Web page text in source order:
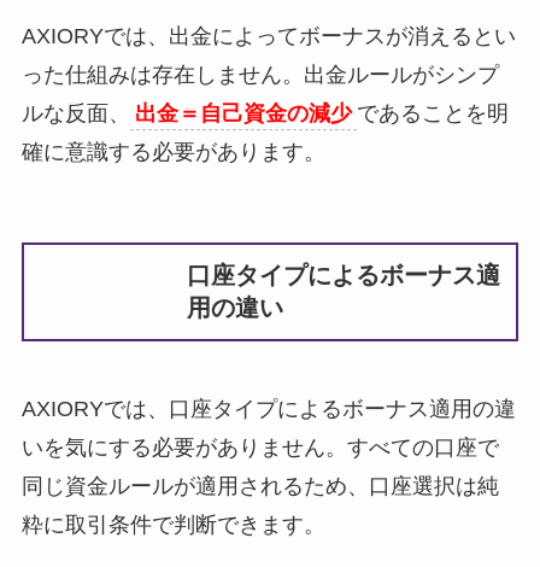
AXIORYでは、出金によってボーナスが消えるとい
った仕組みは存在しません。出金ルールがシンプ
ルな反面、
出金＝自己資金の減少 であることを明
確に意識する必要があります。
口座タイプによるボーナス適
用の違い
AXIORYでは、口座タイプによるボーナス適用の違
いを気にする必要がありません。すべての口座で
同じ資金ルールが適用されるため、口座選択は純
粋に取引条件で判断できます。